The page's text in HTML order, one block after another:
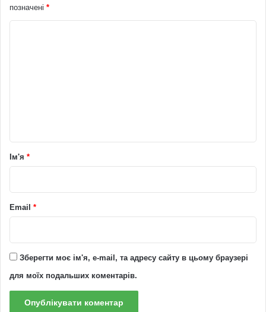
позначені *
рІм'я *
Email *
Зберегти моє ім'я, e-mail, та адресу сайту в цьому браузері
для моїх подальших коментарів.